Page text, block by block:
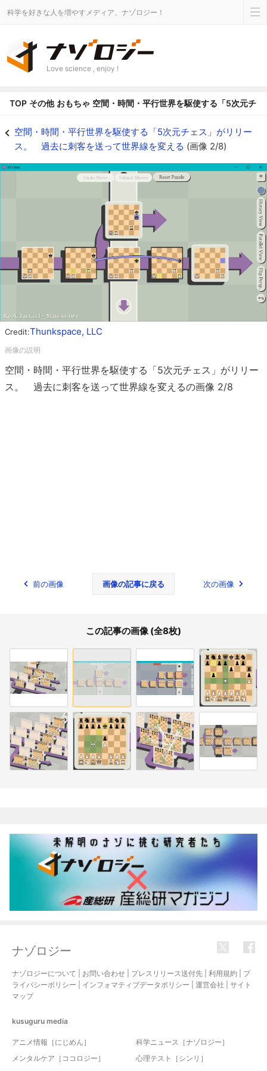
科学を好きな人を増やすメディア、ナゾロジー！
Love science , enjoy !
TOP その他 おもちゃ 空間・時間・平行世界を駆使する「5次元チ
空間・時間・平行世界を駆使する「5次元チェス」がリリー
ス。 過去に刺客を送って世界線を変える (画像 2/8)
Credit:Thunkspace, LLC
空間・時間・平行世界を駆使する「5次元チェス」がリリー
ス。 過去に刺客を送って世界線を変えるの画像 2/8
前の画像 画像の記事に戻る 次の画像
この記事の画像 (全8枚)
ナゾロジー
ナゾロジーについて お問い合わせ プレスリリース送付先 利用規約
プ
ライバシーポリシー
インフォマティブデータポリシー 運営会社
サイト
マップ
kusuguru media
アニメ情報［にじめん］
科学ニュース［ナゾロジー］
メンタルケア［ココロジー］
心理テスト［シンリ］